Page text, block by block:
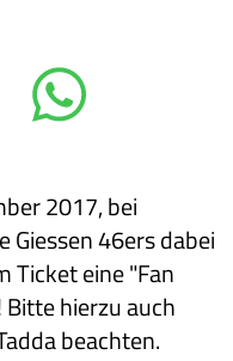
2017, bei
Giessen 46ers dabei
Ticket eine "Fan
hierzu auch
beachten.